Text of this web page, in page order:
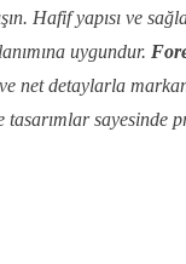
Hafif yapısı ve
uygundur.
net detaylarla
sayesinde